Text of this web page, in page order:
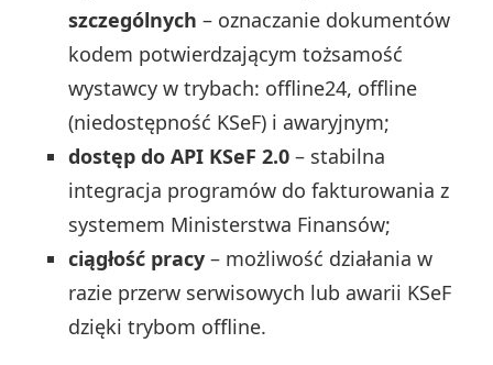
szczególnych – oznaczanie dokumentów
kodem potwierdzającym tożsamość
wystawcy w trybach: offline24, offline
(niedostępność KSeF) i awaryjnym;
dostęp do API KSeF 2.0 – stabilna
integracja programów do fakturowania z
systemem Ministerstwa Finansów;
ciągłość pracy – możliwość działania w
razie przerw serwisowych lub awarii KSeF
dzięki trybom offline.